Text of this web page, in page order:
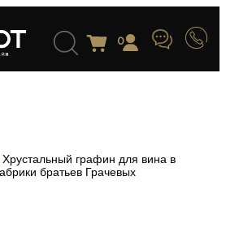
0
Хрустальный графин для вина в
братьев Грачевых